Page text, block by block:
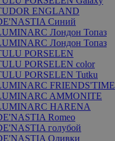
ENGLAND
Синий
Лондон Топаз
Лондон Топаз
PORSELEN
PORSELEN color
PORSELEN Tutku
FRIENDS'TIME
AMMONITE
HARENA
Romeo
голубой
Оливки